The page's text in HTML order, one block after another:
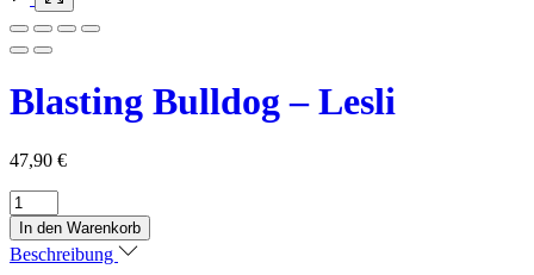
Blasting Bulldog – Lesli
47,90 €
Blasting
Bulldog
-
Lesli
In den Warenkorb
Beschreibung